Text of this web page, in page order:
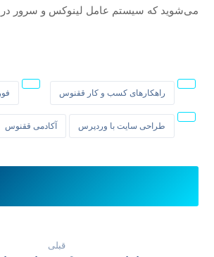
می‌شوید که سیستم عامل لینوکس و سرور در
راهکارهای کسب و کار ققنوس
طراحی سایت با وردپرس آکادمی ققنوس
قبلی